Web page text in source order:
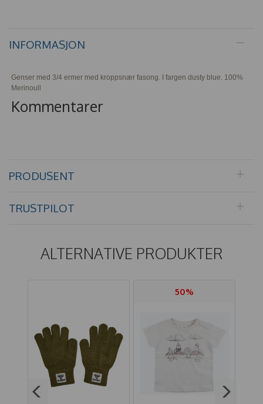
INFORMASJON
Genser med 3/4 ermer med kroppsnær fasong. I fargen dusty blue. 100%
Merinoull
Kommentarer
PRODUSENT
TRUSTPILOT
ALTERNATIVE PRODUKTER
50%